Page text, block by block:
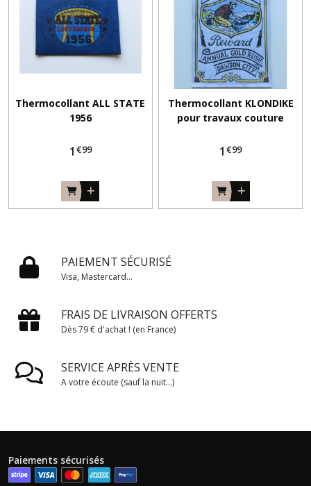
Thermocollant ALL STATE
1956
1 €99
Thermocollant KLONDIKE
pour travaux couture
1 €99
PAIEMENT SÉCURISÉ
Visa, Mastercard...
FRAIS DE LIVRAISON OFFERTS
Dès 79 € d'achat ! (en France)
SERVICE APRÈS VENTE
A votre écoute (sauf la nuit...)
Paiements sécurisés